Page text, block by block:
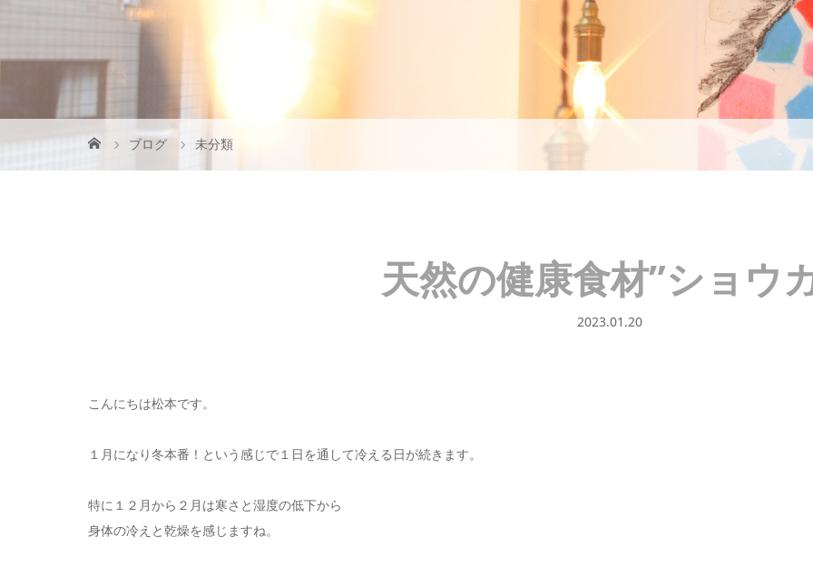
ブログ 未分類
天然の健康食材”ショウ
2023.01.20
こんにちは松本です。
１月になり冬本番！という感じで１日を通して冷える日が続きます。
特に１２月から２月は寒さと湿度の低下から
身体の冷えと乾燥を感じますね。